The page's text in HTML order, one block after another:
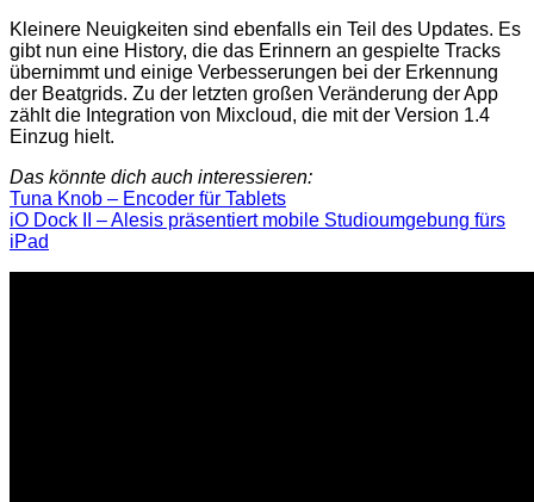
Kleinere Neuigkeiten sind ebenfalls ein Teil des Updates. Es
gibt nun eine History, die das Erinnern an gespielte Tracks
übernimmt und einige Verbesserungen bei der Erkennung
der Beatgrids. Zu der letzten großen Veränderung der App
zählt die Integration von Mixcloud, die mit der Version 1.4
Einzug hielt.
Das könnte dich auch interessieren:
Tuna Knob – Encoder für Tablets
iO Dock II – Alesis präsentiert mobile Studioumgebung fürs
iPad